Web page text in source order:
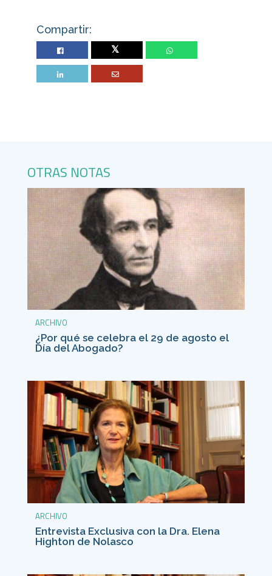
Compartir:
Twitter
OTRAS NOTAS
ARCHIVO
¿Por qué se celebra el 29 de agosto el
Día del Abogado?
ARCHIVO
Entrevista Exclusiva con la Dra. Elena
Highton de Nolasco